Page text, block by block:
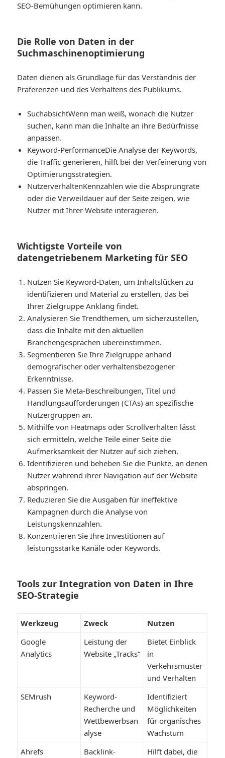
SEO-Bemühungen optimieren kann.
Die Rolle von Daten in der
Suchmaschinenoptimierung
Daten dienen als Grundlage für das Verständnis der
Präferenzen und des Verhaltens des Publikums.
SuchabsichtWenn man weiß, wonach die Nutzer
suchen, kann man die Inhalte an ihre Bedürfnisse
anpassen.
Keyword-PerformanceDie Analyse der Keywords,
die Traffic generieren, hilft bei der Verfeinerung von
Optimierungsstrategien.
NutzerverhaltenKennzahlen wie die Absprungrate
oder die Verweildauer auf der Seite zeigen, wie
Nutzer mit Ihrer Website interagieren.
Wichtigste Vorteile von
datengetriebenem Marketing für SEO
Nutzen Sie Keyword-Daten, um Inhaltslücken zu
identifizieren und Material zu erstellen, das bei
Ihrer Zielgruppe Anklang findet.
Analysieren Sie Trendthemen, um sicherzustellen,
dass die Inhalte mit den aktuellen
Branchengesprächen übereinstimmen.
Segmentieren Sie Ihre Zielgruppe anhand
demografischer oder verhaltensbezogener
Erkenntnisse.
Passen Sie Meta-Beschreibungen, Titel und
Handlungsaufforderungen (CTAs) an spezifische
Nutzergruppen an.
Mithilfe von Heatmaps oder Scrollverhalten lässt
sich ermitteln, welche Teile einer Seite die
Aufmerksamkeit der Nutzer auf sich ziehen.
Identifizieren und beheben Sie die Punkte, an denen
Nutzer während ihrer Navigation auf der Website
abspringen.
Reduzieren Sie die Ausgaben für ineffektive
Kampagnen durch die Analyse von
Leistungskennzahlen.
Konzentrieren Sie Ihre Investitionen auf
leistungsstarke Kanäle oder Keywords.
Tools zur Integration von Daten in Ihre
SEO-Strategie
Werkzeug Zweck
Nutzen
Google
Analytics
Leistung der
Website „Tracks“
Bietet Einblick
in
Verkehrsmuster
und Verhalten
SEMrush
Keyword-
Recherche und
Wettbewerbsan
alyse
Identifiziert
Möglichkeiten
für organisches
Wachstum
Ahrefs
Backlink-
Hilft dabei, die